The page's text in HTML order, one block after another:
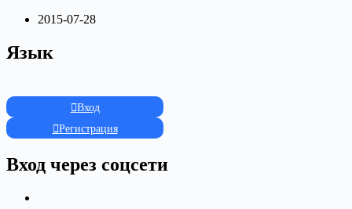
2015-07-28
Язык
Вход
Регистрация
Вход через соцсети